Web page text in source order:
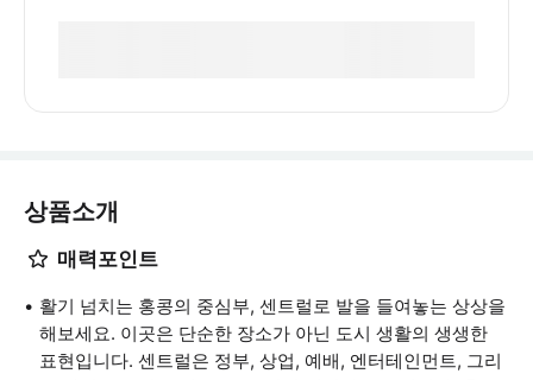
상품소개
매력포인트
활기 넘치는 홍콩의 중심부, 센트럴로 발을 들여놓는 상상을
해보세요. 이곳은 단순한 장소가 아닌 도시 생활의 생생한
표현입니다. 센트럴은 정부, 상업, 예배, 엔터테인먼트, 그리